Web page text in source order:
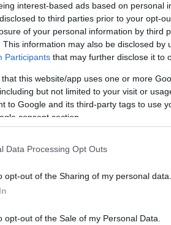
interest-based ads based on personal
to third parties prior to your opt-
of your personal information by third
This information may also be disclosed by
Participants that may further disclose it to
that this website/app uses one or more
but not limited to your visit or
to Google and its third-party tags to use
consent section.
Data Processing Opt Outs
opt-out of the Sharing of my personal data.
opt-out of the Sale of my Personal Data.
építkeznek.